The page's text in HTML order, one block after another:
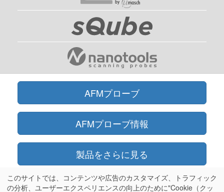
AFMプローブ
AFMプローブ情報
製品をさらに見る
オンラインショップ
このサイトでは、コンテンツや広告のカスタマイズ、トラフィック
の分析、ユーザーエクスペリエンスの向上のために"Cookie（クッ